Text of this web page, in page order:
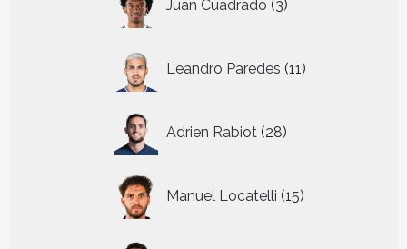
Juan Cuadrado 3
producten
Leandro Paredes 11
producten
Adrien Rabiot 28
producten
Manuel Locatelli 15
producten